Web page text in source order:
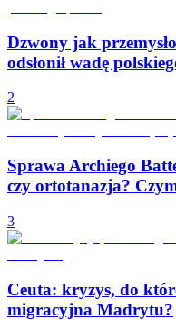
Dzwony jak
odsłonił wadę
2
Sprawa Archiego
czy ortotanazja?
3
Ceuta: kryzys, do
migracyjna Madrytu?